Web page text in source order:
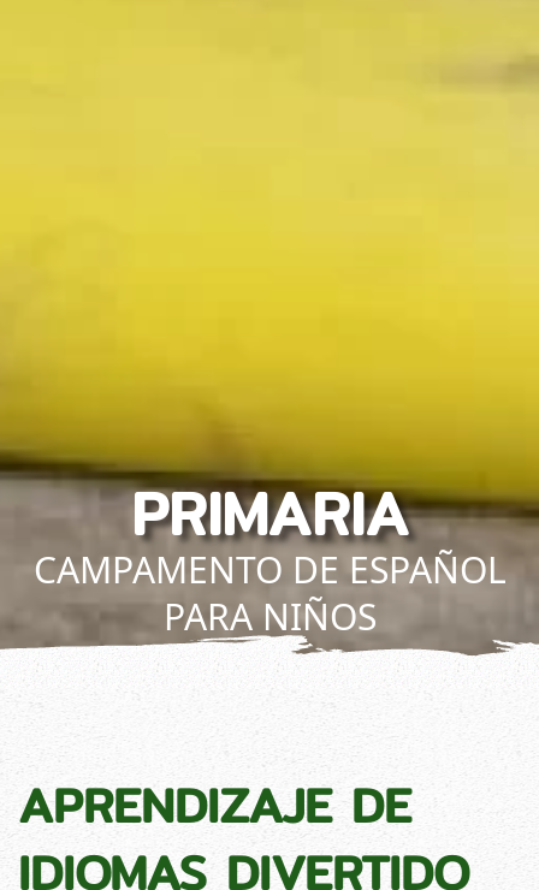
PRIMARIA
CAMPAMENTO DE ESPAÑOL
PARA NIÑOS
APRENDIZAJE DE
IDIOMAS DIVERTIDO